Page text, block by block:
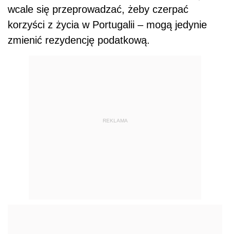
wcale się przeprowadzać, żeby czerpać
korzyści z życia w Portugalii – mogą jedynie
zmienić rezydencję podatkową.
REKLAMA